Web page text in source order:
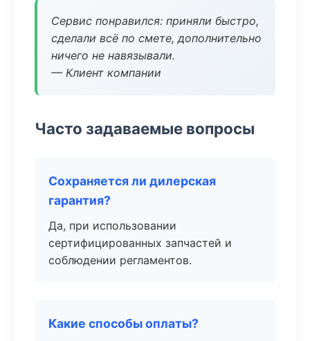
Сервис понравился: приняли быстро,
сделали всё по смете, дополнительно
ничего не навязывали.
— Клиент компании
Часто задаваемые вопросы
Сохраняется ли дилерская
гарантия?
Да, при использовании
сертифицированных запчастей и
соблюдении регламентов.
Какие способы оплаты?